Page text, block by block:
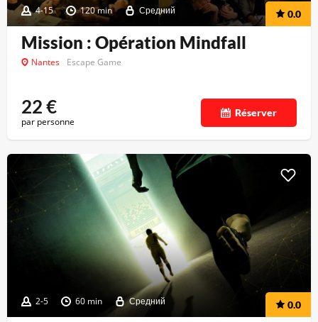
4-15 120 min Средний 0.0
Mission : Opération Mindfall
Nantes Escape Game
22€
par personne
Réserver
2-5 60 min Средний 0.0